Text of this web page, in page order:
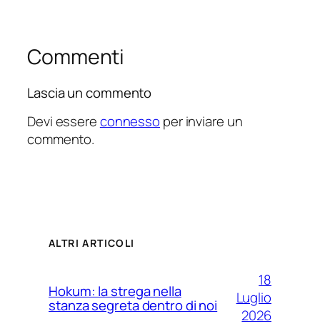
Commenti
Lascia un commento
Devi essereconnesso per inviare un
commento.
ALTRI ARTICOLI
Hokum: la strega nella
stanza segreta dentro di noi
18
Luglio
2026